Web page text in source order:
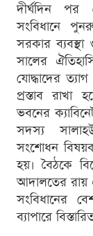
দীর্ঘদিন পর
সংবিধানে
সরকার
সালের
যোদ্ধাদের
প্রস্তাব
ভবনের
সদস্য
সংশোধন
হয়। বৈঠকে
আদালতের রায়
সংবিধানের
ব্যাপারে